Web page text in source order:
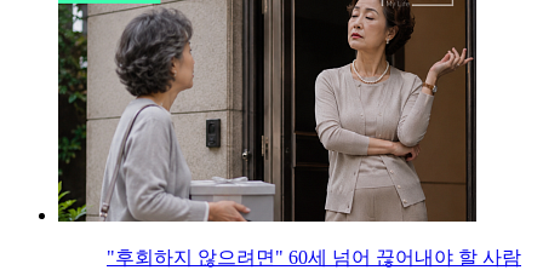
"후회하지 않으려면" 60세 넘어 끊어내야 할 사람